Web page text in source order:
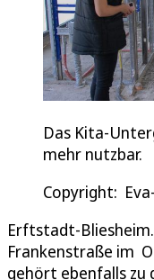
Das Kita-
mehr nutzbar.
Copyright:
Erftstadt-
Frankenstraße im
gehört ebenfalls zu